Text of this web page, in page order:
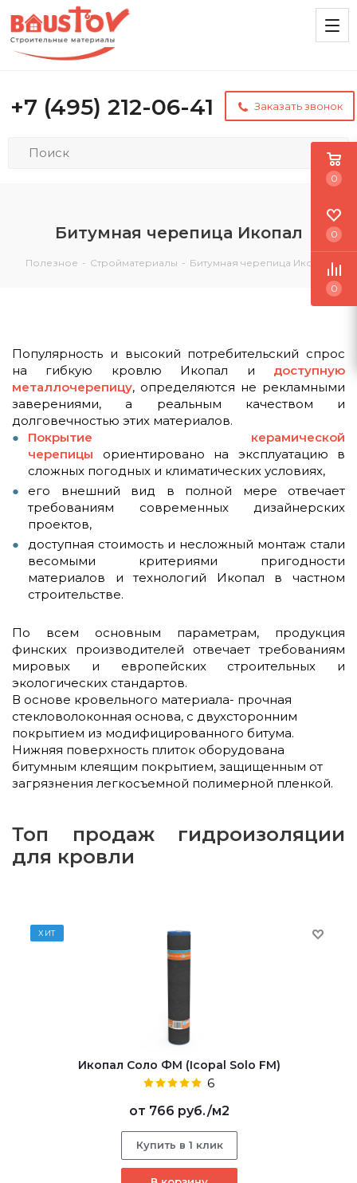
+7 (495) 212-06-41 Заказать звонок
Битумная черепица Икопал
Полезное - Стройматериалы - Битумная черепица Икопал
Популярность и высокий потребительский спрос
на гибкую кровлю Икопал и доступную
металлочерепицу, определяются не рекламными
заверениями, а реальным качеством и
долговечностью этих материалов.
Покрытие керамической
черепицы ориентировано на эксплуатацию в
сложных погодных и климатических условиях,
его внешний вид в полной мере отвечает
требованиям современных дизайнерских
проектов,
доступная стоимость и несложный монтаж стали
весомыми критериями пригодности
материалов и технологий Икопал в частном
строительстве.
По всем основным параметрам, продукция
финских производителей отвечает требованиям
мировых и европейских строительных и
экологических стандартов.
В основе кровельного материала- прочная
стекловолоконная основа, с двухсторонним
покрытием из модифицированного битума.
Нижняя поверхность плиток оборудована
битумным клеящим покрытием, защищенным от
загрязнения легкосъемной полимерной пленкой.
Топ продаж гидроизоляции
для кровли
ХИТ
Икопал Соло ФМ (Icopal Solo FM)
6
от 766 руб./м2
Купить в 1 клик
0
0
0